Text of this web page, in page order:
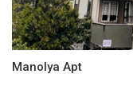
Manolya Apt